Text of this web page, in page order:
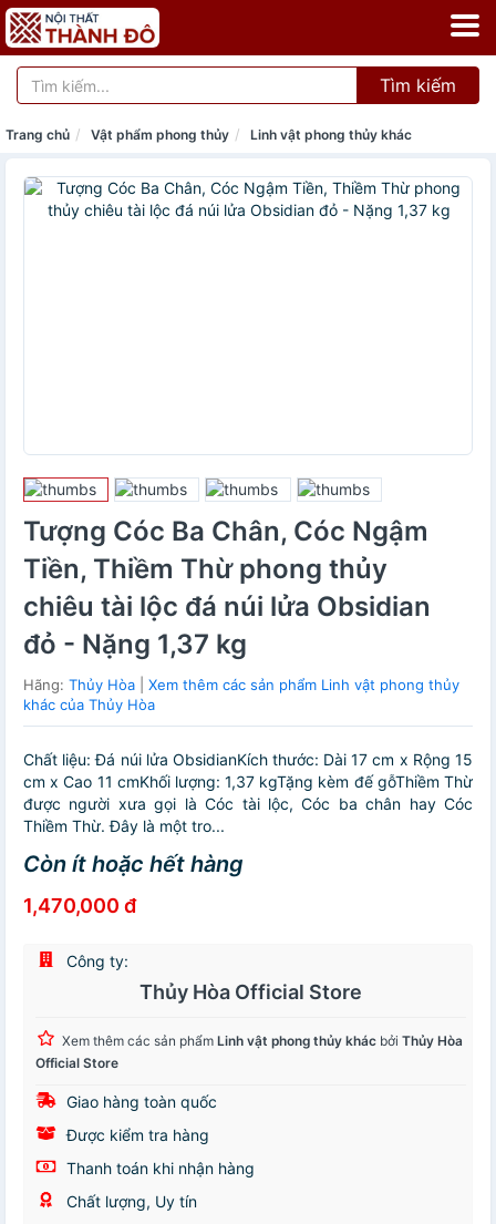
Tìm kiếm
Trang chủ Vật phẩm phong thủy Linh vật phong thủy khác
Tượng Cóc Ba Chân, Cóc Ngậm
Tiền, Thiềm Thừ phong thủy
chiêu tài lộc đá núi lửa Obsidian
đỏ - Nặng 1,37 kg
Hãng: Thủy Hòa
Xem thêm các sản phẩm Linh vật phong thủy
khác của Thủy Hòa
Chất liệu: Đá núi lửa ObsidianKích thước: Dài 17 cm x Rộng 15
cm x Cao 11 cmKhối lượng: 1,37 kgTặng kèm đế gỗThiềm Thừ
được người xưa gọi là Cóc tài lộc, Cóc ba chân hay Cóc
Thiềm Thừ. Đây là một tro...
Còn ít hoặc hết hàng
1,470,000 đ
Công ty:
Thủy Hòa Official Store
Xem thêm các sản phẩm Linh vật phong thủy khác bởi Thủy Hòa
Official Store
Giao hàng toàn quốc
Được kiểm tra hàng
Thanh toán khi nhận hàng
Chất lượng, Uy tín